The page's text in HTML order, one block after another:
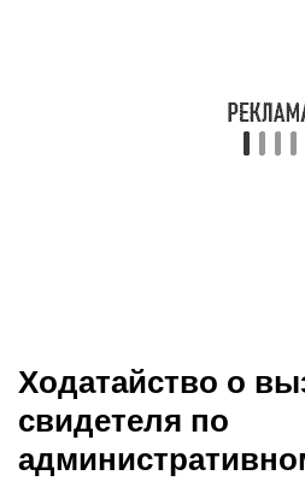
Ходатайство о
свидетеля по